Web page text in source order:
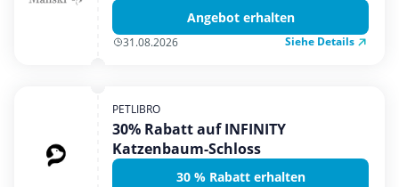
Angebot erhalten
31.08.2026 Siehe Details
PETLIBRO
30% Rabatt auf INFINITY
Katzenbaum-Schloss
30 % Rabatt erhalten